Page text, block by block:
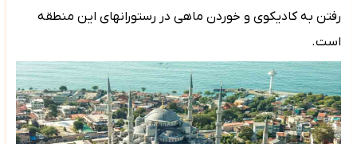
رفتن به کادیکوی و خوردن ماهی در رستورانهای این منطقه
است.